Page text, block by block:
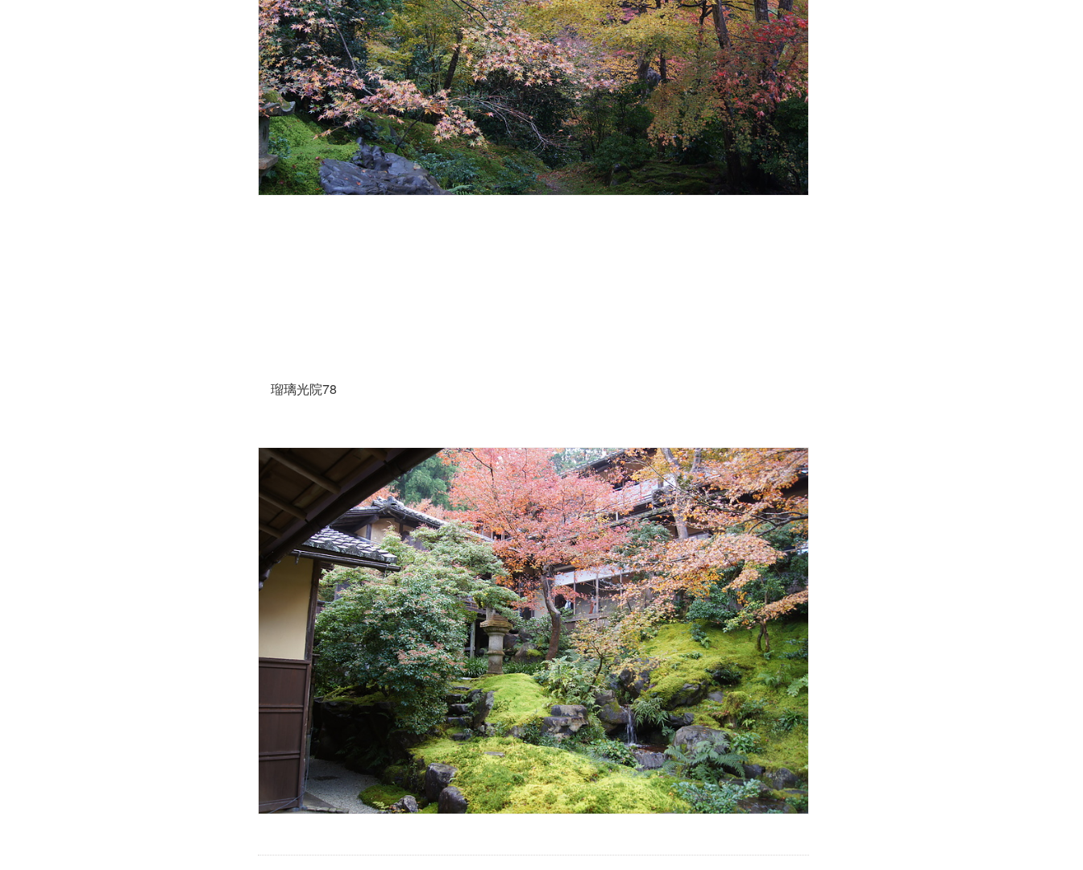
瑠璃光院78